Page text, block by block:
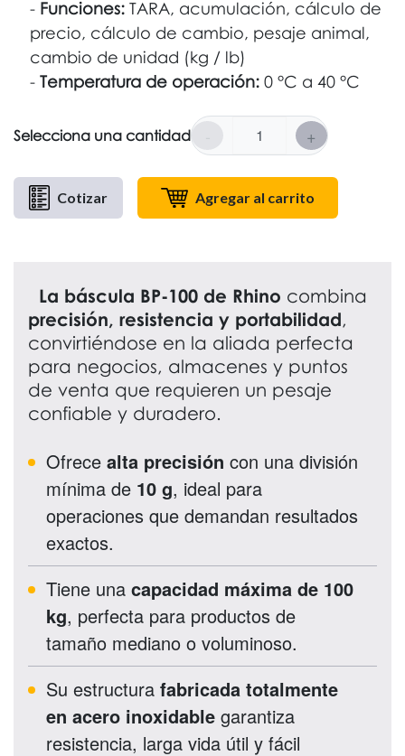
Funciones: TARA, acumulación, cálculo de
precio, cálculo de cambio, pesaje animal,
cambio de unidad (kg / lb)
Temperatura de operación: 0 °C a 40 °C
Selecciona una cantidad +
Cotizar Agregar al carrito
La báscula BP-100 de Rhino combina
precisión, resistencia y portabilidad,
convirtiéndose en la aliada perfecta
para negocios, almacenes y puntos
de venta que requieren un pesaje
confiable y duradero.
Ofrece alta precisión con una división
mínima de 10 g, ideal para
operaciones que demandan resultados
exactos.
Tiene una capacidad máxima de 100
kg, perfecta para productos de
tamaño mediano o voluminoso.
Su estructura fabricada totalmente
en acero inoxidable garantiza
resistencia, larga vida útil y fácil